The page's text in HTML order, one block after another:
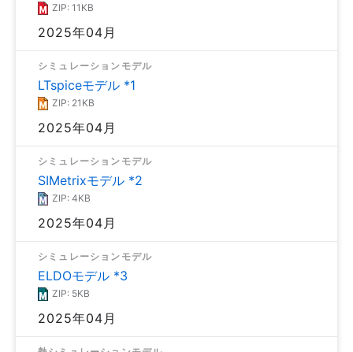
ZIP: 11KB
2025年04月
シミュレーションモデル
LTspiceモデル *1
ZIP: 21KB
2025年04月
シミュレーションモデル
SIMetrixモデル *2
ZIP: 4KB
2025年04月
シミュレーションモデル
ELDOモデル *3
ZIP: 5KB
2025年04月